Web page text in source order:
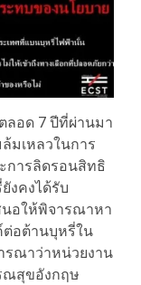
ลอด 7 ปีที่ผ่านมา
มเหลวในการ
การลิดรอนสิทธิ
งคงได้รับ
นอให้พิจารณาหา
อต้านบุหรี่ใน
รณาว่าหน่วยงาน
ณสุขอังกฤษ